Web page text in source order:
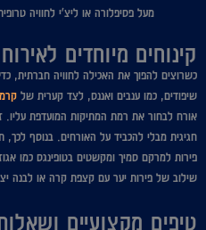
מעל פסיפלורה או ליצ'י לחוויה
קינוחים מיוחדים
כשרוצים להפוך את האכילה לחוויה חברתית,
שיפודים, כמו ענבים ואננס, לצד קערית של
אורח לבחור את רמת המתיקות המועדפת עליו.
חגיגית מבלי להכביד על האורחים. בנוסף לכך,
פירות למרקם סמיך ומקשטים בטופינגס כמו
שילוב של פירות יער עם קצפת קרה או לבנה
טיפים מקצועיים